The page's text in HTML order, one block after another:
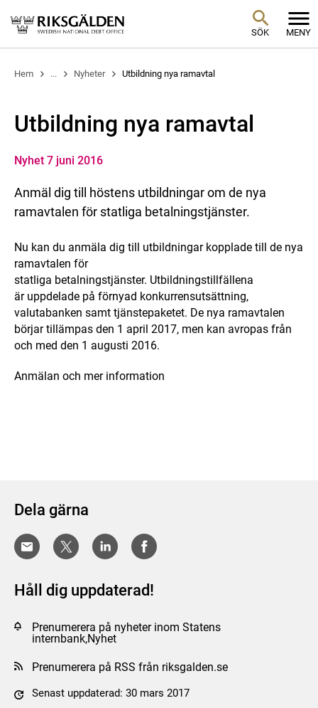
SÖK MENY
Hem ... Nyheter Utbildning nya ramavtal
Utbildning nya ramavtal
Nyhet 7 juni 2016
Anmäl dig till höstens utbildningar om de nya
ramavtalen för statliga betalningstjänster.
Nu kan du anmäla dig till utbildningar kopplade till de nya
ramavtalen för
statliga betalningstjänster. Utbildningstillfällena
är uppdelade på förnyad konkurrensutsättning,
valutabanken samt tjänstepaketet. De nya ramavtalen
börjar tillämpas den 1 april 2017, men kan avropas från
och med den 1 augusti 2016.
Anmälan och mer information
Dela gärna
Håll dig uppdaterad!
Prenumerera på nyheter inom Statens
internbank,Nyhet
Prenumerera på RSS från riksgalden.se
Senast uppdaterad: 30 mars 2017